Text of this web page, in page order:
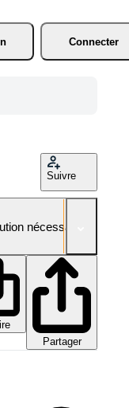
Connecter
Suivre
nécessaire
Partager